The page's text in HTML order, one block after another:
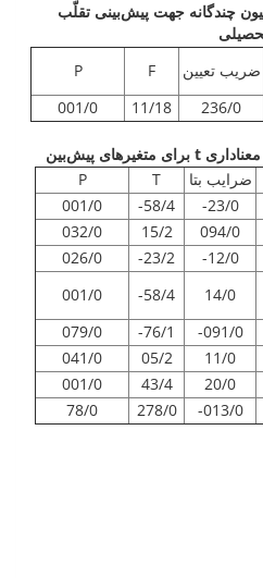
چندگانه جهت پیش‌بینی تقلّب
ضریب تعیین F
P
236/0
11/18
001/0
t برای متغیرهای پیش‌بین
ضرایب بتا T
P
23/0-
58/4-
001/0
094/0
15/2
032/0
12/0-
23/2-
026/0
14/0
58/4-
001/0
091/0-
76/1-
079/0
11/0
05/2
041/0
20/0
43/4
001/0
013/0-
278/0
78/0